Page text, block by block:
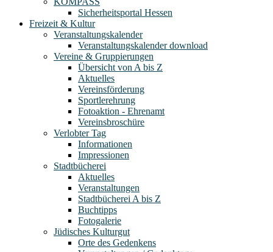
Sicherheitsportal Hessen
Freizeit & Kultur
Veranstaltungskalender
Veranstaltungskalender download
Vereine & Gruppierungen
Übersicht von A bis Z
Aktuelles
Vereinsförderung
Sportlerehrung
Fotoaktion - Ehrenamt
Vereinsbroschüre
Verlobter Tag
Informationen
Impressionen
Stadtbücherei
Aktuelles
Veranstaltungen
Stadtbücherei A bis Z
Buchtipps
Fotogalerie
Jüdisches Kulturgut
Orte des Gedenkens